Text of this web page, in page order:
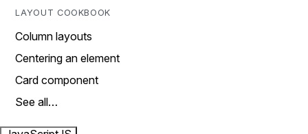
LAYOUT COOKBOOK
Column layouts
Centering an element
Card component
See all…